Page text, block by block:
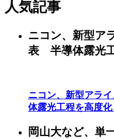
人気記事
ニコン、新型ア
表 半導体露光
ニコン、新型アラ
体露光工程を高度化
岡山大など、単